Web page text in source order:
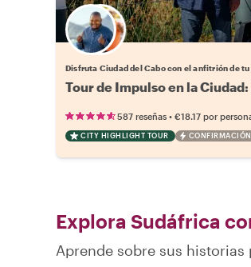
Elige tu local favorito
Disfruta Ciudad del Cabo con el anfitrión de
Tour de Impulso en la
587 reseñas • €18.17 por
CITY HIGHLIGHT TOUR
Explora Sudáfrica
Aprende sobre sus